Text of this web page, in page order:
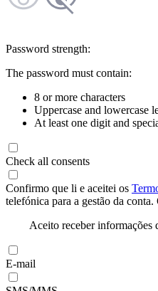
Password strength:
The password must contain:
8 or more characters
Uppercase and lowercase
At least one digit and
Check all consents
Confirmo que li e aceitei os
telefónica para a gestão da
Aceito receber informações
E-mail